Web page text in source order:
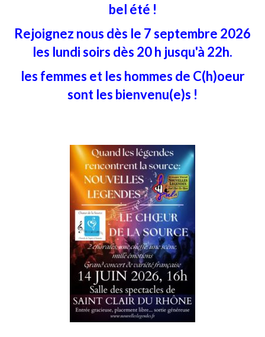
bel été !
Rejoignez nous dès le 7 septembre 2026
les lundi soirs dès 20 h jusqu'à 22h.
les femmes et les hommes de C(h)oeur
sont les bienvenu(e)s !